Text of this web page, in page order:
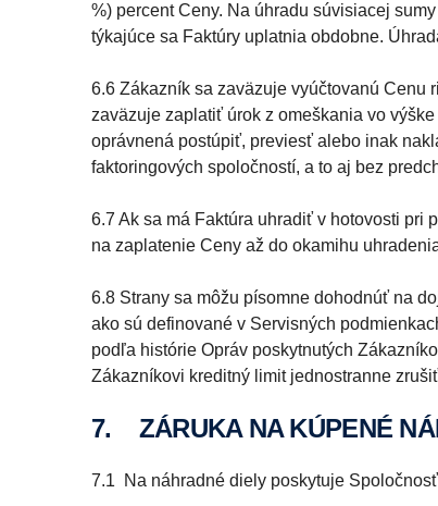
%) percent Ceny. Na úhradu súvisiacej
týkajúce sa Faktúry uplatnia obdobne.
6.6 Zákazník sa zaväzuje vyúčtovanú Cenu
zaväzuje zaplatiť úrok z omeškania vo
oprávnená postúpiť, previesť alebo inak
faktoringových spoločností, a to aj bez
6.7 Ak sa má Faktúra uhradiť v hotovosti
na zaplatenie Ceny až do okamihu
6.8 Strany sa môžu písomne dohodnúť na
ako sú definované v Servisných
podľa histórie Opráv poskytnutých
Zákazníkovi kreditný limit jednostranne
7. ZÁRUKA NA KÚPENÉ
7.1 Na náhradné diely poskytuje